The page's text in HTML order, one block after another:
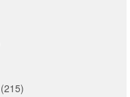
(215)